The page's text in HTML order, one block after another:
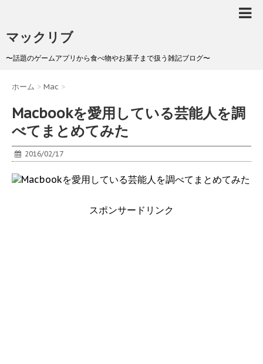
マックリブ
〜話題のゲームアプリから食べ物やお菓子まで扱う雑記ブログ〜
ホーム > Mac >
Macbookを愛用している芸能人を調
べてまとめてみた
2016/02/17
スポンサードリンク